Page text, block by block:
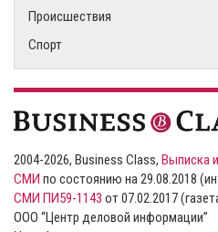
Происшествия
Спорт
2004-2026, Business Class, Выписка
СМИ по состоянию на 29.08.2018
СМИ ПИ59-1143 от 07.02.2017
ООО “Центр деловой информации”